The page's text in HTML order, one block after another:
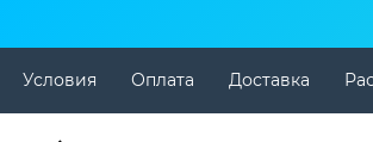
Условия Оплата Доставка